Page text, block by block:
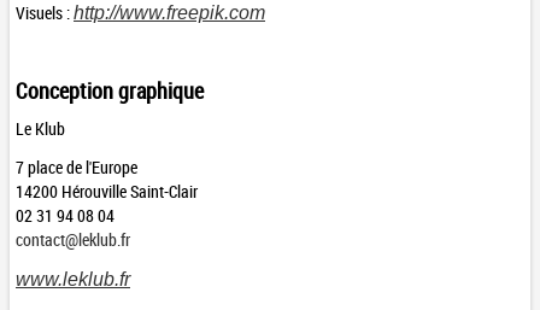
Visuels :http://www.freepik.com
Conception graphique
Le Klub
7 place de l'Europe
14200 Hérouville Saint-Clair
02 31 94 08 04
contact@leklub.fr
www.leklub.fr